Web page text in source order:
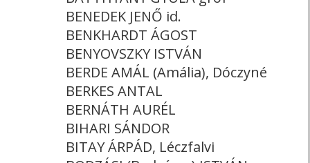
BENEDEK JENŐ id.
BENKHARDT ÁGOST
BENYOVSZKY ISTVÁN
BERDE AMÁL (Amália), Dóczyné
BERKES ANTAL
BERNÁTH AURÉL
BIHARI SÁNDOR
BITAY ÁRPÁD, Léczfalvi